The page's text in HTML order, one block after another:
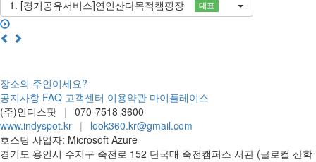
1. [경기공유서비스]연인산다목적캠핑장 대표
장소의 주인이세요?
공지사항 FAQ 고객센터 이용약관 마이플레이스
(주)인디스팟 | 070-7518-3600
www.indyspot.kr |
look360.kr@gmail.com
호스팅 사업자: Microsoft Azure
경기도 용인시 수지구 죽전로 152 단국대 죽전캠퍼스 서관 (글로컬 산학